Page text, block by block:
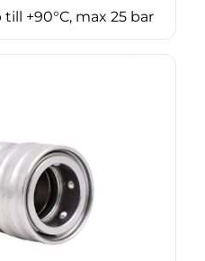
+90°C, max 25 bar